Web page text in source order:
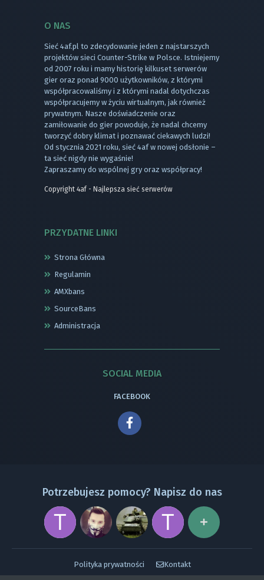
O NAS
Sieć 4af.pl to zdecydowanie jeden z najstarszych
projektów sieci Counter-Strike w Polsce. Istniejemy
od 2007 roku i mamy historię kilkuset serwerów
gier oraz ponad 9000 użytkowników, z którymi
współpracowaliśmy i z którymi nadal dotychczas
współpracujemy w życiu wirtualnym, jak również
prywatnym. Nasze doświadczenie oraz
zamiłowanie do gier powoduje, że nadal chcemy
tworzyć dobry klimat i poznawać ciekawych ludzi!
Od stycznia 2021 roku, sieć 4af w nowej odsłonie –
ta sieć nigdy nie wygaśnie!
Zapraszamy do wspólnej gry oraz współpracy!
Copyright 4af - Najlepsza sieć serwerów
PRZYDATNE LINKI
Strona Główna
Regulamin
AMXbans
SourceBans
Administracja
SOCIAL MEDIA
FACEBOOK
Potrzebujesz pomocy? Napisz do nas
Polityka prywatności
Kontakt